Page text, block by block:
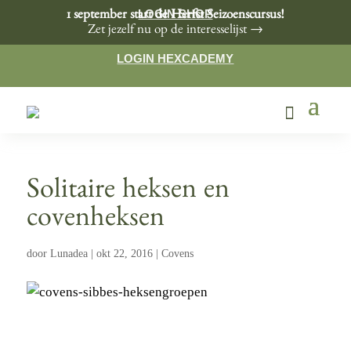
LOGIN SHOP
1 september start de Herfst Seizoenscursus!
Zet jezelf nu op de interesselijst →
LOGIN HEXCADEMY
Solitaire heksen en
covenheksen
door Lunadea| okt 22, 2016| Covens